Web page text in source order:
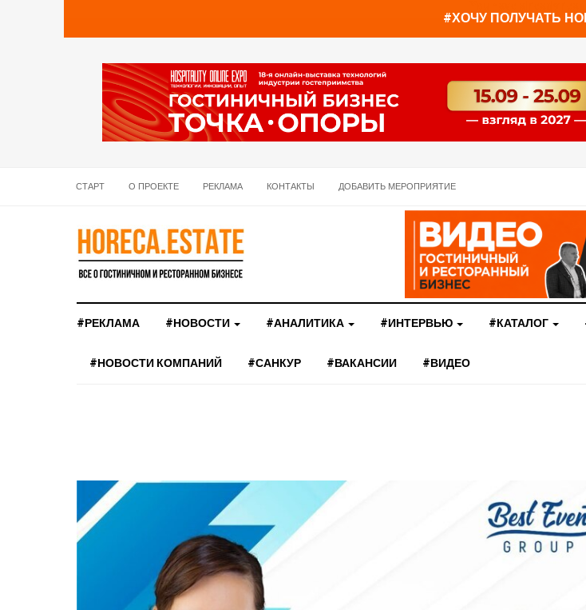
#ХОЧУ ПОЛУЧАТЬ
СТАРТ О ПРОЕКТЕ РЕКЛАМА КОНТАКТЫ ДОБАВИТЬ МЕРОПРИЯТИЕ
#РЕКЛАМА #НОВОСТИ #АНАЛИТИКА #ИНТЕРВЬЮ #КАТАЛОГ
#НОВОСТИ КОМПАНИЙ #САНКУР #ВАКАНСИИ #ВИДЕО